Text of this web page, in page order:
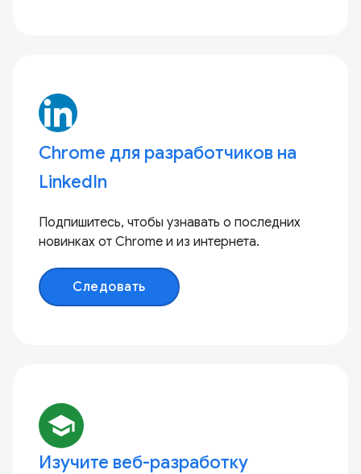
Chrome для разработчиков на
LinkedIn
Подпишитесь, чтобы узнавать о последних
новинках от Chrome и из интернета.
Следовать
school
Изучите веб-разработку